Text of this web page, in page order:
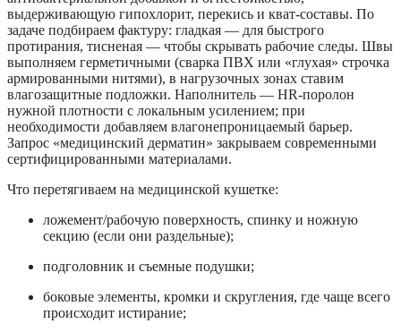
выдерживающую гипохлорит, перекись и кват-составы. По
задаче подбираем фактуру: гладкая — для быстрого
протирания, тисненая — чтобы скрывать рабочие следы. Швы
выполняем герметичными (сварка ПВХ или «глухая» строчка
армированными нитями), в нагрузочных зонах ставим
влагозащитные подложки. Наполнитель — HR-поролон
нужной плотности с локальным усилением; при
необходимости добавляем влагонепроницаемый барьер.
Запрос «медицинский дерматин» закрываем современными
сертифицированными материалами.
Что перетягиваем на медицинской кушетке:
ложемент/рабочую поверхность, спинку и ножную
секцию (если они раздельные);
подголовник и съемные подушки;
боковые элементы, кромки и скругления, где чаще всего
происходит истирание;